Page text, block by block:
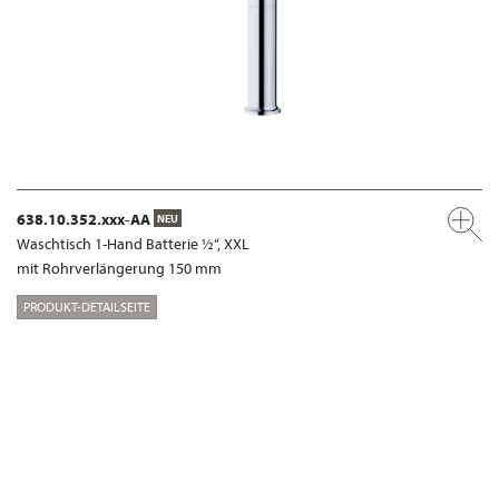
638.10.352.xxx-AA NEU
Waschtisch 1-Hand Batterie ½“, XXL
mit Rohrverlängerung 150 mm
PRODUKT-DETAILSEITE